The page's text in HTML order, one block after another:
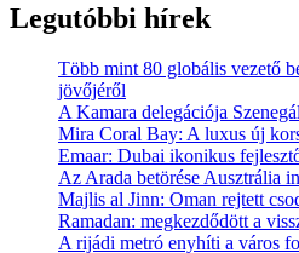
Legutóbbi hírek
Több mint 80 globális vezető
jövőjéről
A Kamara delegációja
Mira Coral Bay: A luxus új
Emaar: Dubai ikonikus
Az Arada betörése Ausztrália
Majlis al Jinn: Oman rejtett
Ramadan: megkezdődött a
A rijádi metró enyhíti a város